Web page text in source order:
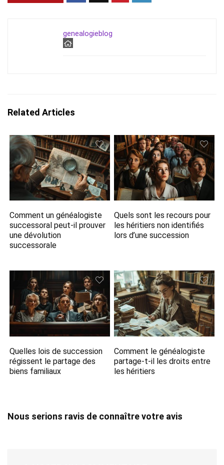
genealogieblog
Related Articles
Comment un généalogiste
successoral peut-il prouver
une dévolution
successorale
Quels sont les recours pour
les héritiers non identifiés
lors d’une succession
Quelles lois de succession
régissent le partage des
biens familiaux
Comment le généalogiste
partage-t-il les droits entre
les héritiers
Nous serions ravis de connaître votre avis